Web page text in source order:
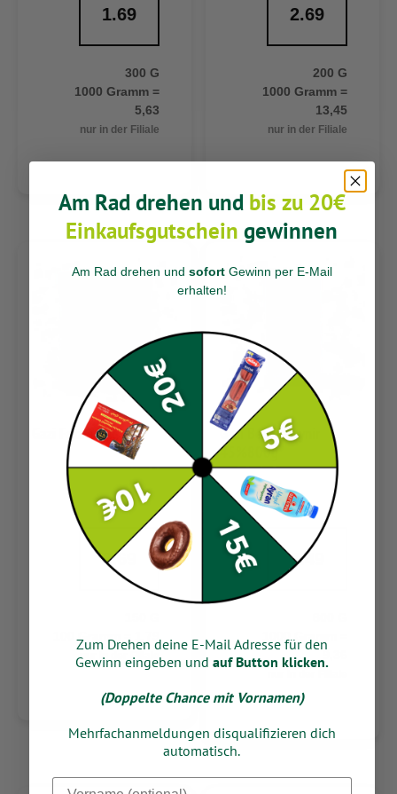
1.69
300 G
1000 Gramm =
5,63
nur in der Filiale
2.69
200 G
1000 Gramm =
13,45
nur in der Filiale
Gazi Feta 150g
2.69
nur in der Filiale
Gazi Beyaz Peynir
45%800g
7.49
Am Rad drehen und bis zu 20€
Einkaufsgutschein gewinnen
Am Rad drehen und sofort Gewinn per E-Mail
erhalten!
Zum Drehen deine E-Mail Adresse für den
Gewinn eingeben und auf Button klicken.
(Doppelte Chance mit Vornamen)
Mehrfachanmeldungen disqualifizieren dich
automatisch.
Dein Vorname